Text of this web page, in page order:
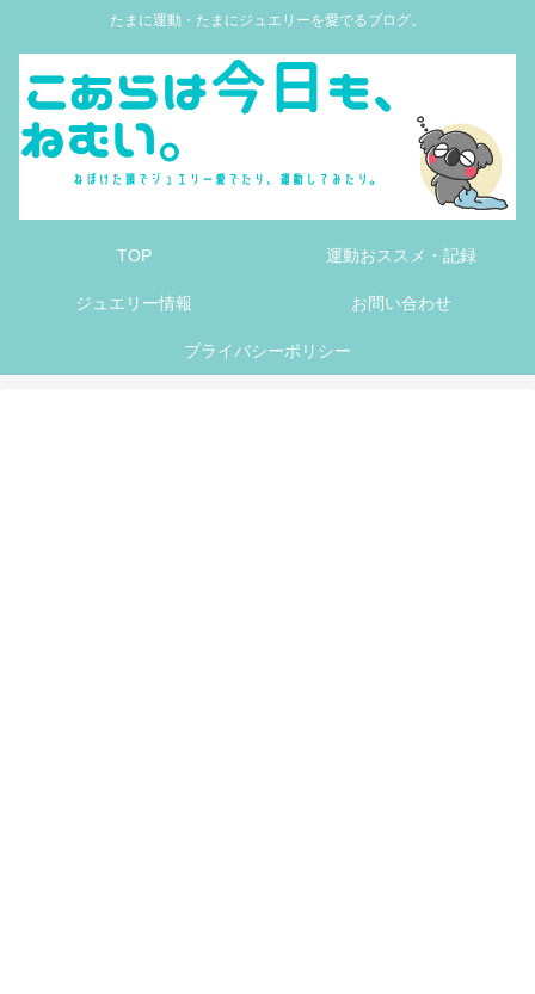
たまに運動・たまにジュエリーを愛でるブログ。
TOP 運動おススメ・記録
ジュエリー情報 お問い合わせ
プライバシーポリシー